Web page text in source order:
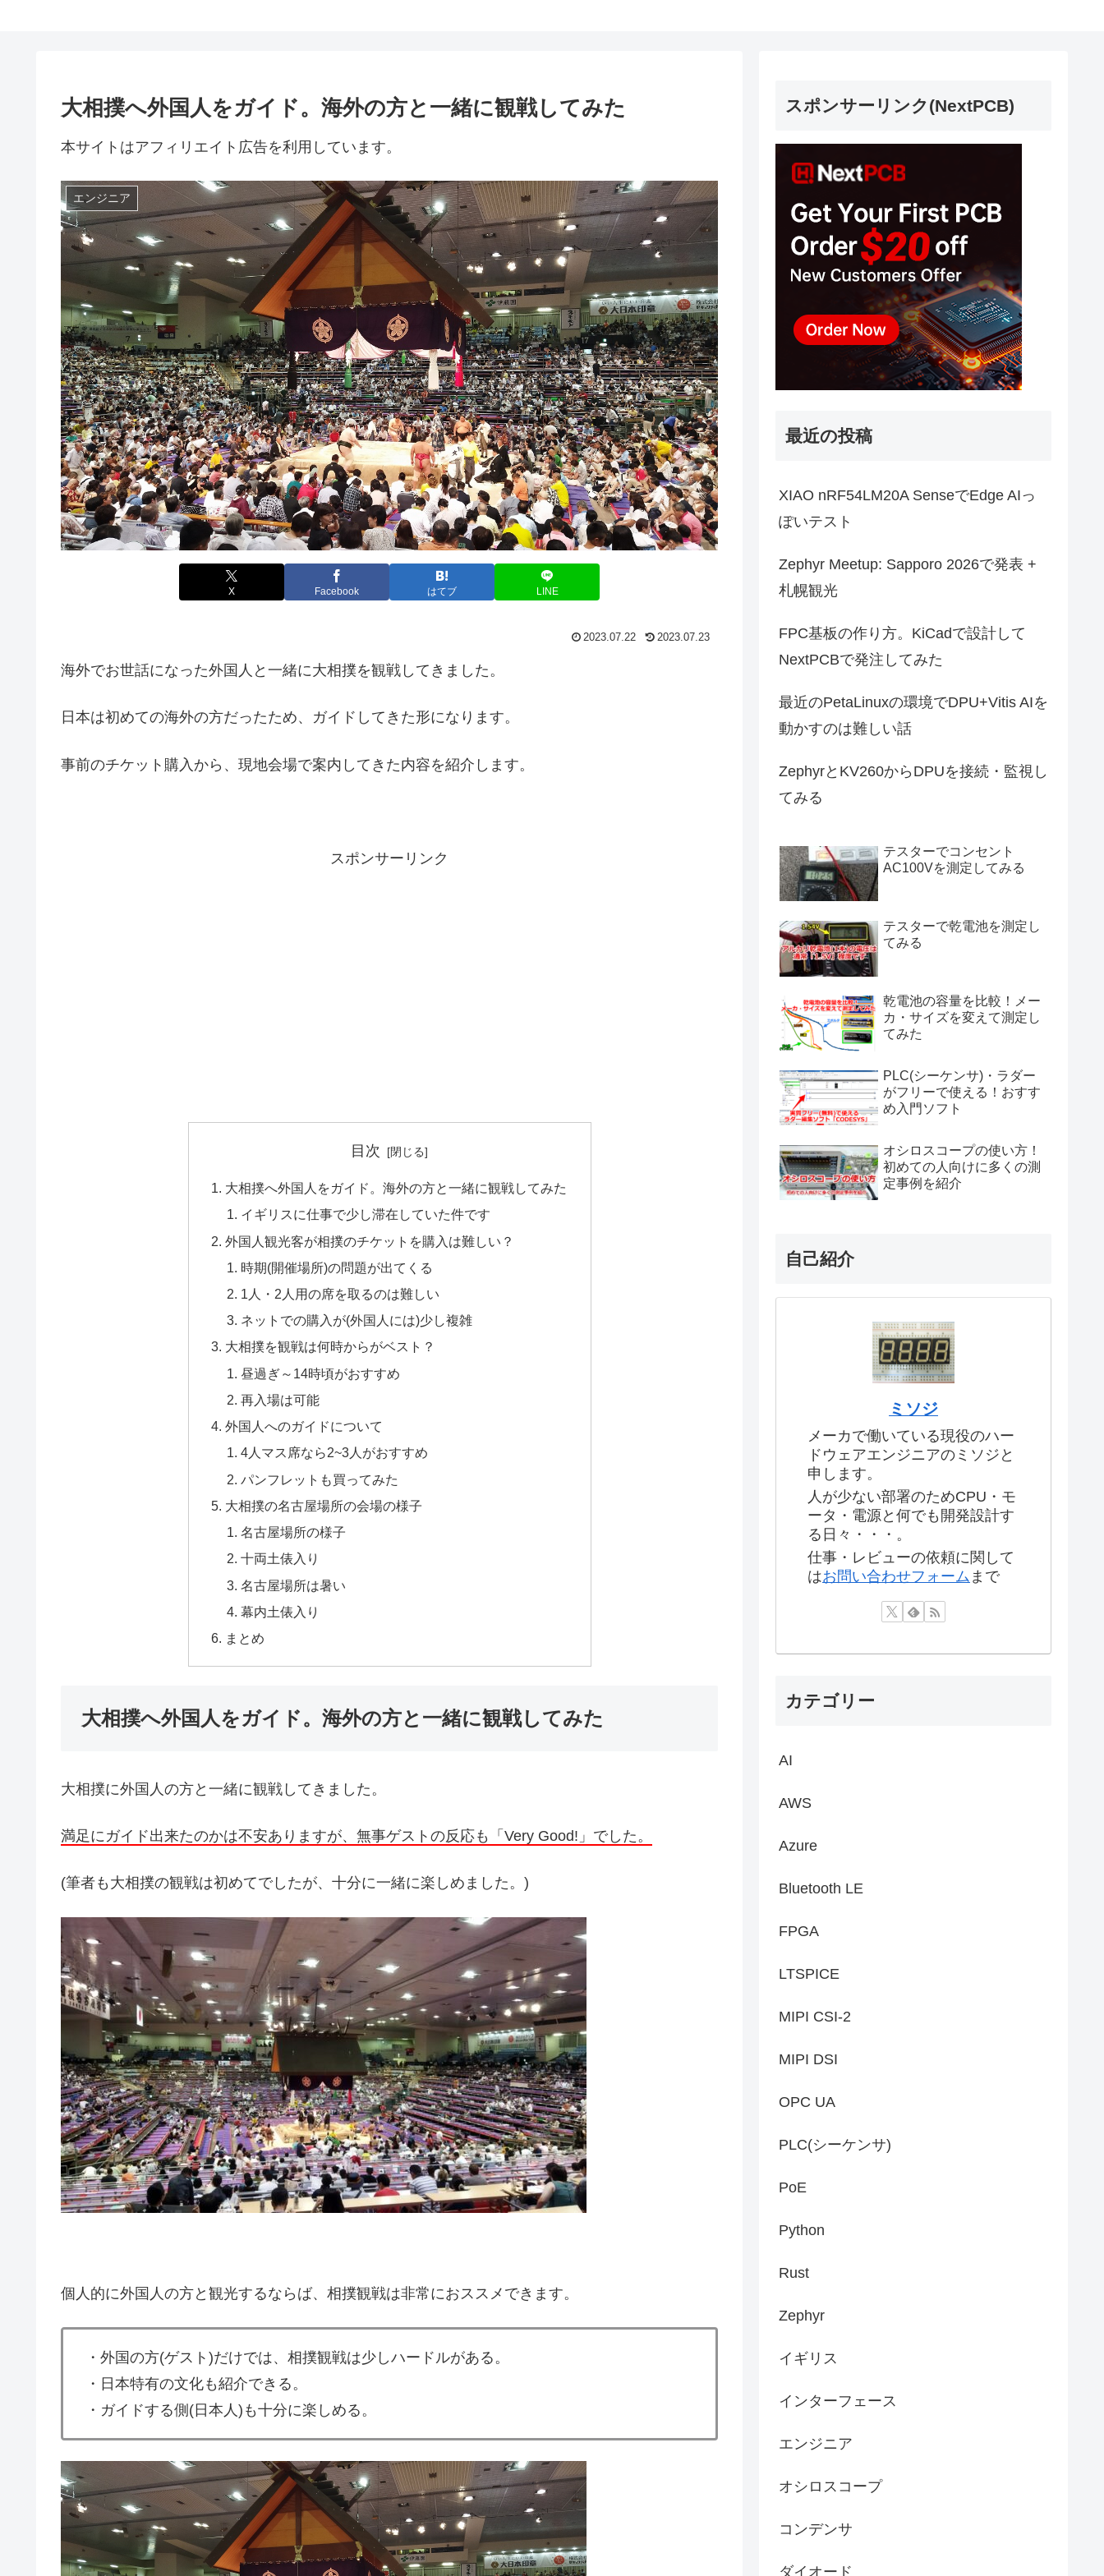
大相撲へ外国人をガイド。海外の方と一緒に観戦してみた
本サイトはアフィリエイト広告を利用しています。
エンジニア
X Facebook はてブ LINE
2023.07.22 2023.07.23
海外でお世話になった外国人と一緒に大相撲を観戦してきました。
日本は初めての海外の方だったため、ガイドしてきた形になります。
事前のチケット購入から、現地会場で案内してきた内容を紹介します。
スポンサーリンク
目次
大相撲へ外国人をガイド。海外の方と一緒に観戦してみた
イギリスに仕事で少し滞在していた件です
外国人観光客が相撲のチケットを購入は難しい？
時期(開催場所)の問題が出てくる
1人・2人用の席を取るのは難しい
ネットでの購入が(外国人には)少し複雑
大相撲を観戦は何時からがベスト？
昼過ぎ～14時頃がおすすめ
再入場は可能
外国人へのガイドについて
4人マス席なら2~3人がおすすめ
パンフレットも買ってみた
大相撲の名古屋場所の会場の様子
名古屋場所の様子
十両土俵入り
名古屋場所は暑い
幕内土俵入り
まとめ
大相撲へ外国人をガイド。海外の方と一緒に観戦してみた
大相撲に外国人の方と一緒に観戦してきました。
満足にガイド出来たのかは不安ありますが、無事ゲストの反応も「Very Good!」でした。
(筆者も大相撲の観戦は初めてでしたが、十分に一緒に楽しめました。)
個人的に外国人の方と観光するならば、相撲観戦は非常におススメできます。
・外国の方(ゲスト)だけでは、相撲観戦は少しハードルがある。
・日本特有の文化も紹介できる。
・ガイドする側(日本人)も十分に楽しめる。
スポンサーリンク(NextPCB)
最近の投稿
XIAO nRF54LM20A SenseでEdge AIっ
ぽいテスト
Zephyr Meetup: Sapporo 2026で発表 +
札幌観光
FPC基板の作り方。KiCadで設計して
NextPCBで発注してみた
最近のPetaLinuxの環境でDPU+Vitis AIを
動かすのは難しい話
ZephyrとKV260からDPUを接続・監視し
てみる
テスターでコンセント
AC100Vを測定してみる
テスターで乾電池を測定し
てみる
乾電池の容量を比較！メー
カ・サイズを変えて測定し
てみた
PLC(シーケンサ)・ラダー
がフリーで使える！おすす
め入門ソフト
オシロスコープの使い方！
初めての人向けに多くの測
定事例を紹介
自己紹介
ミソジ
メーカで働いている現役のハー
ドウェアエンジニアのミソジと
申します。
人が少ない部署のためCPU・モ
ータ・電源と何でも開発設計す
る日々・・・。
仕事・レビューの依頼に関して
はお問い合わせフォーム まで
カテゴリー
AI
AWS
Azure
Bluetooth LE
FPGA
LTSPICE
MIPI CSI-2
MIPI DSI
OPC UA
PLC(シーケンサ)
PoE
Python
Rust
Zephyr
イギリス
インターフェース
エンジニア
オシロスコープ
コンデンサ
ダイオード